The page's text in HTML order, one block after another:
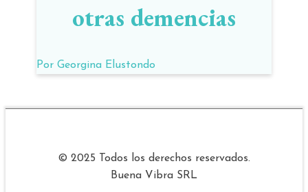
otras demencias
Por Georgina Elustondo
© 2025 Todos los derechos reservados.
Buena Vibra SRL